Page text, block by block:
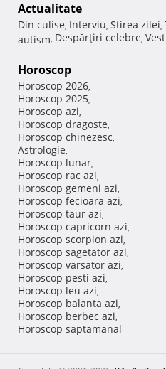
Actualitate
Din culise, Interviu, Stirea zilei,
autism, Despărţiri celebre,
Horoscop
Horoscop 2026,
Horoscop 2025,
Horoscop azi,
Horoscop dragoste,
Horoscop chinezesc,
Astrologie,
Horoscop lunar,
Horoscop rac azi,
Horoscop gemeni azi,
Horoscop fecioara azi,
Horoscop taur azi,
Horoscop capricorn azi,
Horoscop scorpion azi,
Horoscop sagetator azi,
Horoscop varsator azi,
Horoscop pesti azi,
Horoscop leu azi,
Horoscop balanta azi,
Horoscop berbec azi,
Horoscop saptamanal